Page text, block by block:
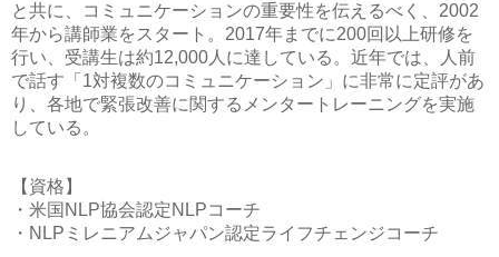
と共に、コミュニケーションの重要性を伝えるべく、2002
年から講師業をスタート。2017年までに200回以上研修を
行い、受講生は約12,000人に達している。近年では、人前
で話す「1対複数のコミュニケーション」に非常に定評があ
り、各地で緊張改善に関するメンタートレーニングを実施
している。
【資格】
・米国NLP協会認定NLPコーチ
・NLPミレニアムジャパン認定ライフチェンジコーチ